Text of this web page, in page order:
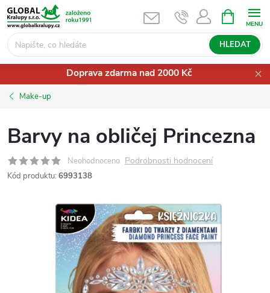
Přejít
na
obsah
HLEDAT
NÁKUPNÍ
KOŠÍK
Doprava zdarma nad 2000 Kč
Make-up
Barvy na obličej Princezna
Neohodnoceno Podrobnosti hodnocení
Kód produktu: 6993138